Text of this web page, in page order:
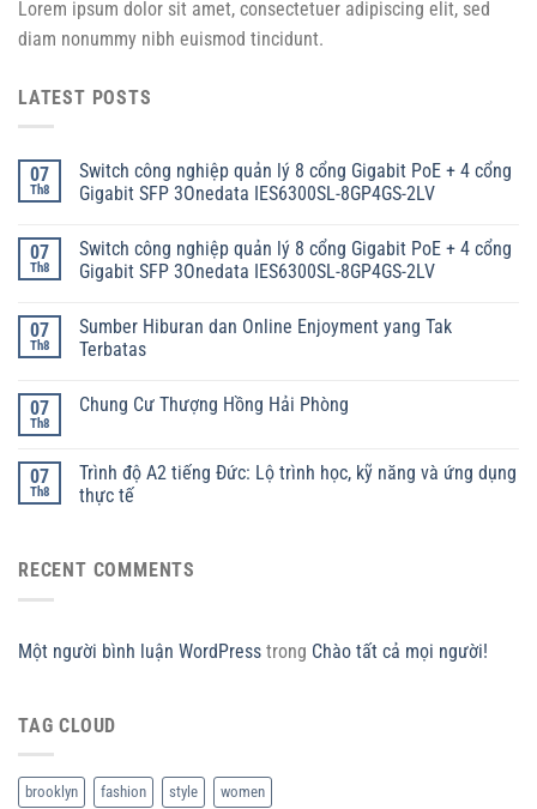
Lorem ipsum dolor sit amet, consectetuer adipiscing elit, sed
diam nonummy nibh euismod tincidunt.
LATEST POSTS
07
Th8
Switch công nghiệp quản lý 8 cổng Gigabit PoE + 4 cổng
Gigabit SFP 3Onedata IES6300SL-8GP4GS-2LV
07
Th8
Switch công nghiệp quản lý 8 cổng Gigabit PoE + 4 cổng
Gigabit SFP 3Onedata IES6300SL-8GP4GS-2LV
07
Th8
Sumber Hiburan dan Online Enjoyment yang Tak
Terbatas
07
Th8
Chung Cư Thượng Hồng Hải Phòng
07
Th8
Trình độ A2 tiếng Đức: Lộ trình học, kỹ năng và ứng dụng
thực tế
RECENT COMMENTS
Một người bình luận WordPress trong Chào tất cả mọi người!
TAG CLOUD
brooklyn fashion style women